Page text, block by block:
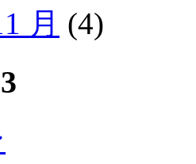
月 (4)